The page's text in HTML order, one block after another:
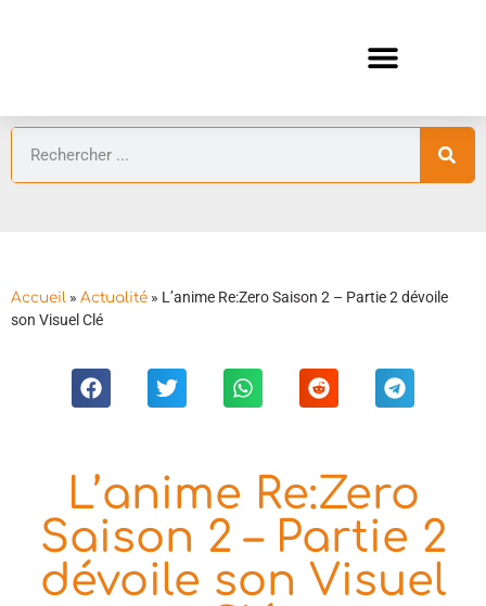
Accueil » Actualité » L’anime Re:Zero Saison 2 – Partie 2 dévoile
son Visuel Clé
L’anime Re:Zero
Saison 2 – Partie 2
dévoile son Visuel